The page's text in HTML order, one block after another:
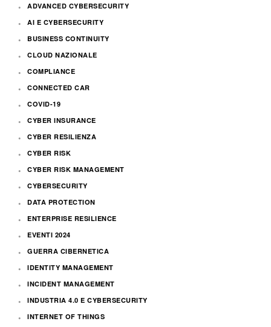
ADVANCED CYBERSECURITY
AI E CYBERSECURITY
BUSINESS CONTINUITY
CLOUD NAZIONALE
COMPLIANCE
CONNECTED CAR
COVID-19
CYBER INSURANCE
CYBER RESILIENZA
CYBER RISK
CYBER RISK MANAGEMENT
CYBERSECURITY
DATA PROTECTION
ENTERPRISE RESILIENCE
EVENTI 2024
GUERRA CIBERNETICA
IDENTITY MANAGEMENT
INCIDENT MANAGEMENT
INDUSTRIA 4.0 E CYBERSECURITY
INTERNET OF THINGS